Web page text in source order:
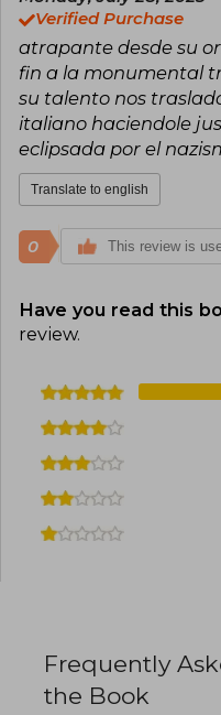
Verified Purchase
atrapante desde su
fin a la monumental
su talento nos
italiano haciendole
eclipsada por el
Translate to english
0 This review is
Have you read this
review.
Frequently
the Book